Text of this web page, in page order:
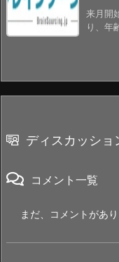
来月開
り、年
ディスカッショ
コメント一覧
まだ、コメントがあ